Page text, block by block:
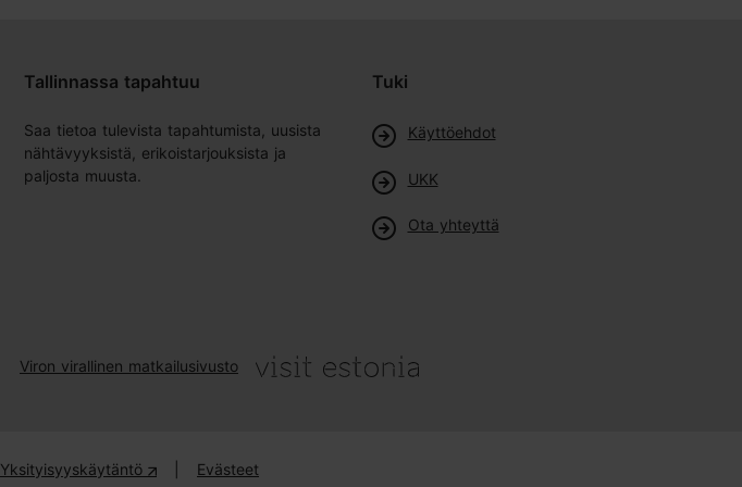
Tallinnassa tapahtuu
Saa tietoa tulevista tapahtumista, uusista
nähtävyyksistä, erikoistarjouksista ja
paljosta muusta.
Tuki
Käyttöehdot
UKK
Ota yhteyttä
Viron virallinen matkailusivusto
Yksityisyyskäytäntö Evästeet